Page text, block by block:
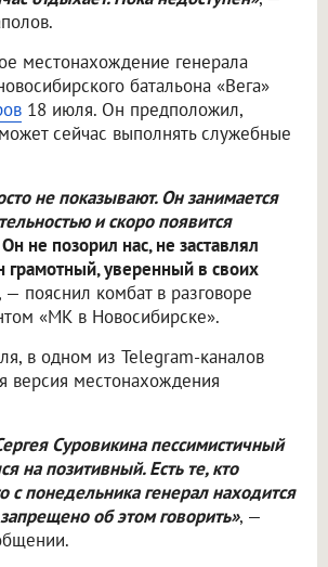
местонахождение генерала
батальона «Вега»
18 июля. Он предположил,
сейчас выполнять служебные
не показывают. Он занимается
и скоро появится
Он не позорил нас, не заставлял
грамотный, уверенный в своих
, — пояснил комбат в разговоре
«МК в Новосибирске».
в одном из Telegram-каналов
версия местонахождения
Суровикина пессимистичный
на позитивный. Есть те, кто
с понедельника генерал находится
об этом говорить», —